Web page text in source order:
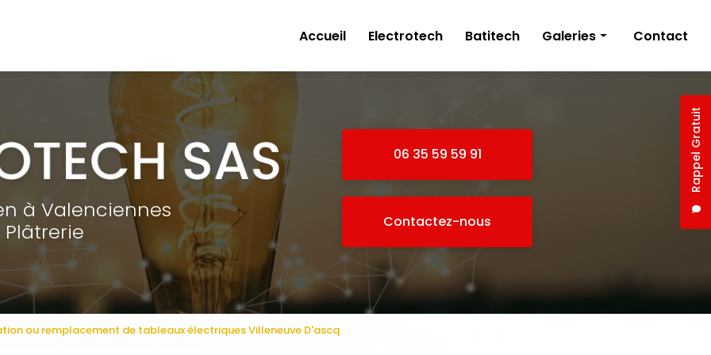
Rappel Gratuit
Accueil
Electrotech Batitech Galeries Contact
à Valenciennes
Plâtrerie
06 35 59 59 91
Contactez-nous
ou remplacement de tableaux électriques Villeneuve D'ascq